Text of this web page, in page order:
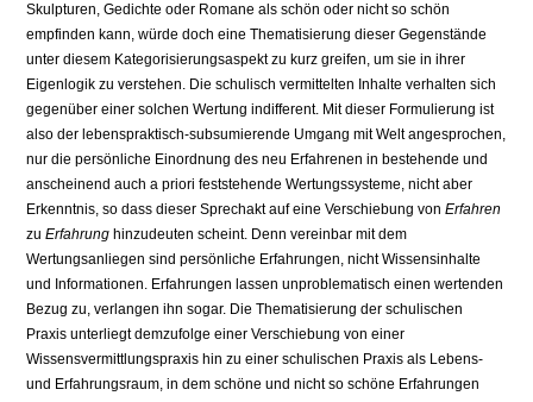
Skulpturen, Gedichte oder Romane als schön oder nicht so schön
empfinden kann, würde doch eine Thematisierung dieser Gegenstände
unter diesem Kategorisierungsaspekt zu kurz greifen, um sie in ihrer
Eigenlogik zu verstehen. Die schulisch vermittelten Inhalte verhalten sich
gegenüber einer solchen Wertung indifferent. Mit dieser Formulierung ist
also der lebenspraktisch-subsumierende Umgang mit Welt angesprochen,
nur die persönliche Einordnung des neu Erfahrenen in bestehende und
anscheinend auch a priori feststehende Wertungssysteme, nicht aber
Erkenntnis, so dass dieser Sprechakt auf eine Verschiebung vonErfahren
zuErfahrung hinzudeuten scheint. Denn vereinbar mit dem
Wertungsanliegen sind persönliche Erfahrungen, nicht Wissensinhalte
und Informationen. Erfahrungen lassen unproblematisch einen wertenden
Bezug zu, verlangen ihn sogar. Die Thematisierung der schulischen
Praxis unterliegt demzufolge einer Verschiebung von einer
Wissensvermittlungspraxis hin zu einer schulischen Praxis als Lebens-
und Erfahrungsraum, in dem schöne und nicht so schöne Erfahrungen